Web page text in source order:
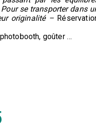
se transporter dans
originalité –
goûter …